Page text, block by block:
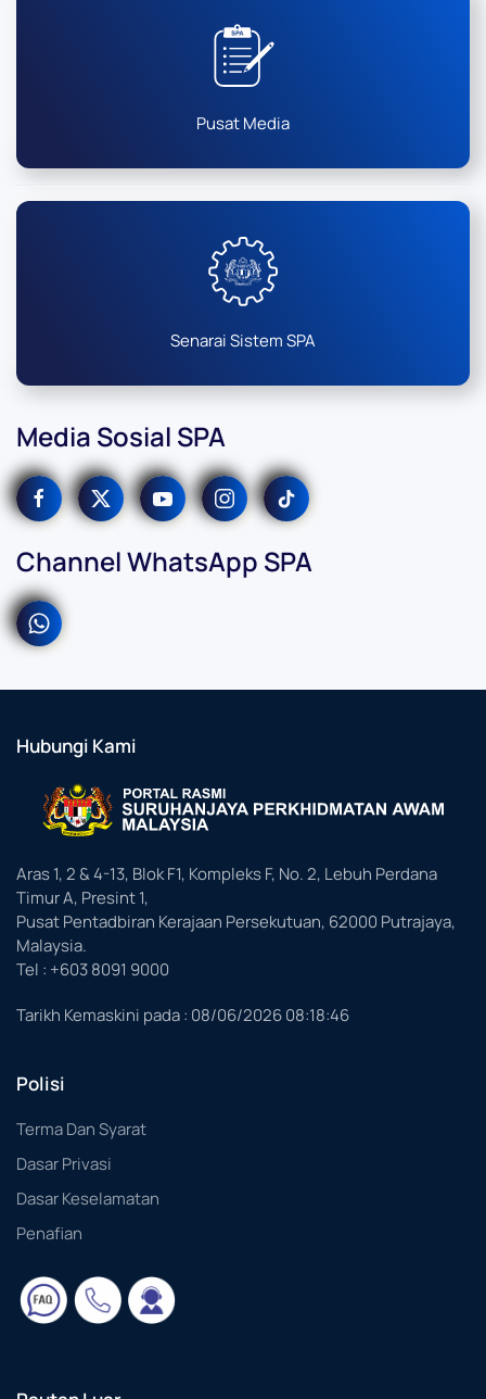
Pusat Media
Senarai Sistem SPA
Media Sosial SPA
Channel WhatsApp SPA
Hubungi Kami
Aras 1, 2 & 4-13, Blok F1, Kompleks F, No. 2, Lebuh Perdana
Timur A, Presint 1,
Pusat Pentadbiran Kerajaan Persekutuan, 62000 Putrajaya,
Malaysia.
Tel : +603 8091 9000
Tarikh Kemaskini pada : 08/06/2026 08:18:46
Polisi
Terma Dan Syarat
Dasar Privasi
Dasar Keselamatan
Penafian